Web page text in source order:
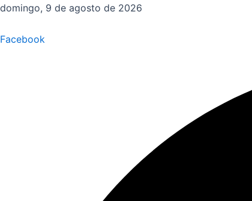
Ir
contenido
domingo, 9 de agosto de 2026
Facebook